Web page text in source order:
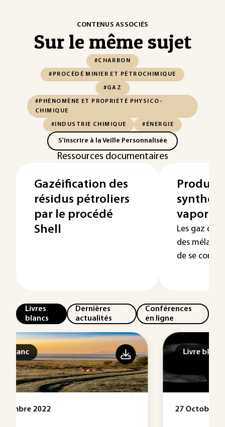
CONTENUS ASSOCIÉS
Sur le même sujet
#CHARBON
#PROCÉDÉ MINIER ET PÉTROCHIMIQUE
#GAZ
#PHÉNOMÈNE ET PROPRIÉTÉ PHYSICO-
CHIMIQUE
#INDUSTRIE CHIMIQUE #ÉNERGIE
S'inscrire à la Veille Personnalisée
Ressources documentaires
Gazéification des
résidus pétroliers
par le procédé
Shell
Les gaz de
des
de se
Livres
blancs
Dernières
actualités
Conférences
en ligne
Livre blanc